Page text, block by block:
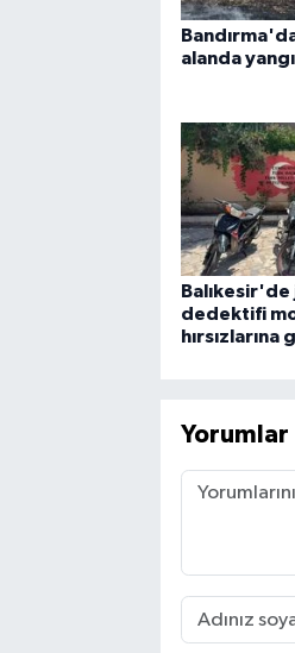
alanda
dedektifi
hırsızlarına
Yorumlar